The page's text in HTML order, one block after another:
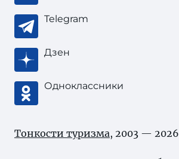
Telegram
Дзен
Одноклассники
Тонкости туризма, 2003 — 2026